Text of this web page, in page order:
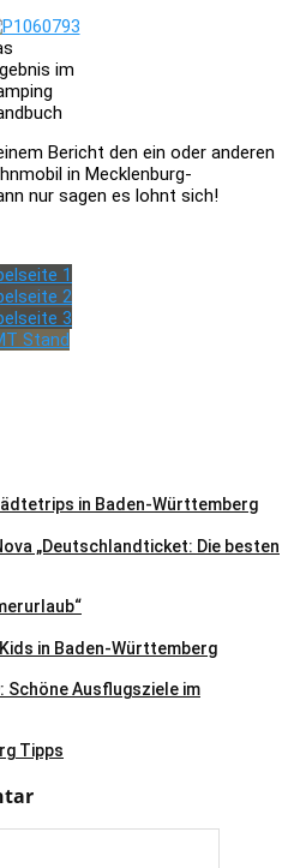
im
Bericht den ein oder anderen
in Mecklenburg-
nur sagen es lohnt sich!
in Baden-Württemberg
„Deutschlandticket: Die besten
in Baden-Württemberg
Schöne Ausflugsziele im
Tipps